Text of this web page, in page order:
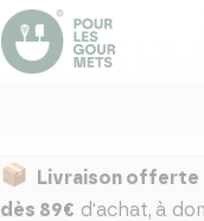
Livraison offerte
dès 89€ d'achat, à